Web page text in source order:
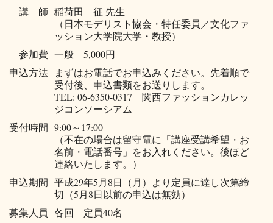
講 師 稲荷田 征 先生
（日本モデリスト協会・特任委員／文化ファ
ッション大学院大学・教授）
参加費 一般 5,000円
申込方法
まずはお電話でお申込みください。先着順で
受付後、申込書類をお送りします。
TEL: 06-6350-0317 関西ファッションカレッ
ジコンソーシアム
受付時間 9:00～17:00
（不在の場合は留守電に「講座受講希望・お
名前・電話番号」をお入れください。後ほど
連絡いたします。）
申込期間 平成29年5月8日（月）より定員に達し次第締
切（5月8日以前の申込は無効）
募集人員 各回 定員40名